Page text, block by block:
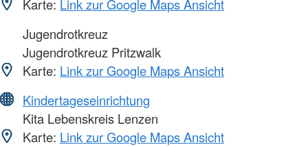
Karte: Link zur Google Maps Ansicht
Jugendrotkreuz
Jugendrotkreuz Pritzwalk
Karte: Link zur Google Maps Ansicht
Kindertageseinrichtung
Kita Lebenskreis Lenzen
Karte: Link zur Google Maps Ansicht